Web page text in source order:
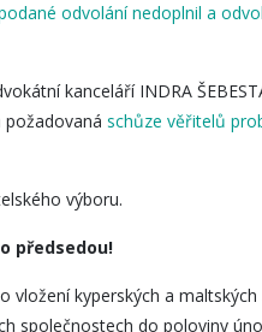
odvolání nedoplnil a
kanceláří INDRA
požadovaná schůze věřitelů
výboru.
předsedou!
vložení kyperských a
společnostech do poloviny